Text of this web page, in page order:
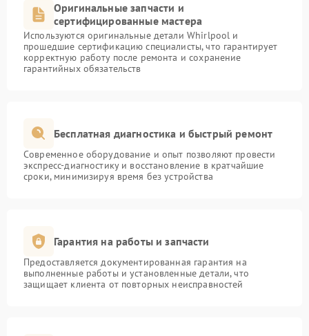
Оригинальные запчасти и
сертифицированные мастера
Используются оригинальные детали Whirlpool и
прошедшие сертификацию специалисты, что гарантирует
корректную работу после ремонта и сохранение
гарантийных обязательств
Бесплатная диагностика и быстрый ремонт
Современное оборудование и опыт позволяют провести
экспресс-диагностику и восстановление в кратчайшие
сроки, минимизируя время без устройства
Гарантия на работы и запчасти
Предоставляется документированная гарантия на
выполненные работы и установленные детали, что
защищает клиента от повторных неисправностей